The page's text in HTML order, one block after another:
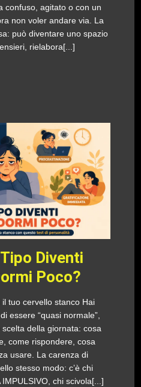
confuso, agitato o con un
non voler andare via. La
può diventare uno spazio
rielabora[...]
Diventi
Poco?
tuo cervello stanco Hai
essere “quasi normale”,
della giornata: cosa
come rispondere, cosa
usare. La carenza di
stesso modo: c’è chi
chi scivola[...]